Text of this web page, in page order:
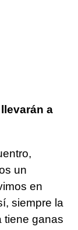
a
un
en
siempre la
tiene ganas